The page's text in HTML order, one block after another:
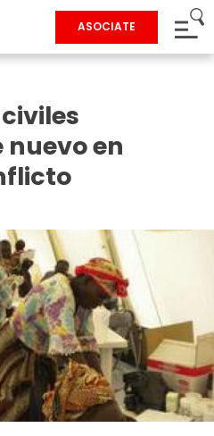
ASOCIATE
civiles
en